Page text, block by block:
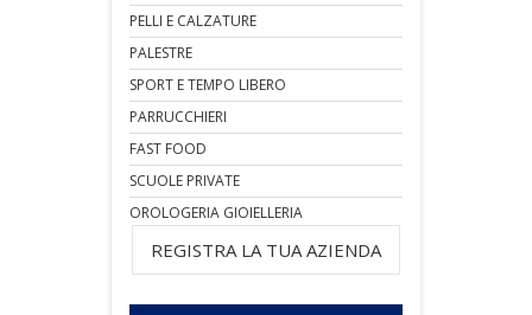
PELLI E CALZATURE
PALESTRE
SPORT E TEMPO LIBERO
PARRUCCHIERI
FAST FOOD
SCUOLE PRIVATE
OROLOGERIA GIOIELLERIA
REGISTRA LA TUA AZIENDA